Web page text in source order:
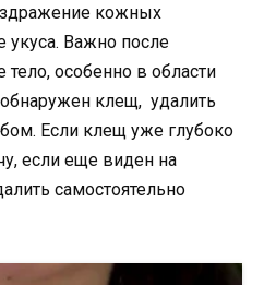
кожных
укуса. Важно после
тело, особенно в области
клещ, удалить
Если клещ уже глубоко
если еще виден на
самостоятельно